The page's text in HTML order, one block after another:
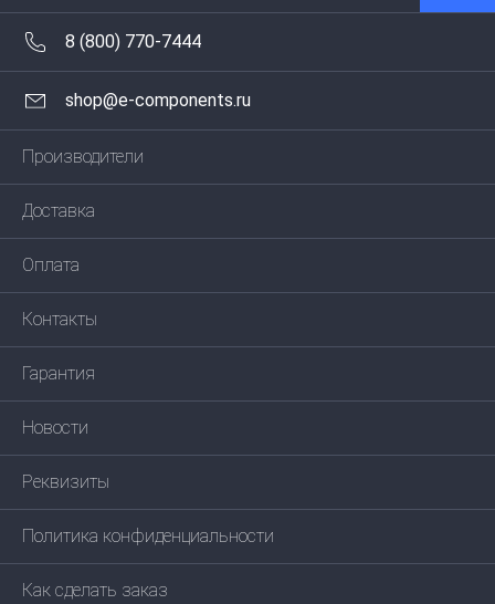
8 (800) 770-7444
shop@e-components.ru
Производители
Доставка
Оплата
Контакты
Гарантия
Новости
Реквизиты
Политика конфиденциальности
Как сделать заказ